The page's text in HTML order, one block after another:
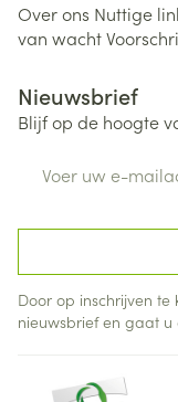
Over ons Nuttige
van wacht
Nieuwsbrief
Blijf op de hoogte
Door op inschrijven te
nieuwsbrief en gaat